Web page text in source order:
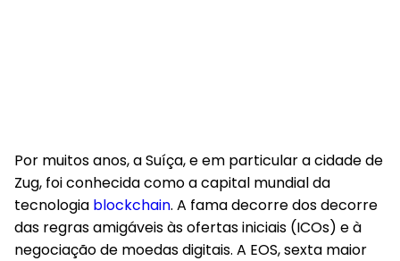
Por muitos anos, a Suíça, e em particular a cidade de
Zug, foi conhecida como a capital mundial da
tecnologia blockchain. A fama decorre dos decorre
das regras amigáveis às ofertas iniciais (ICOs) e à
negociação de moedas digitais. A EOS, sexta maior